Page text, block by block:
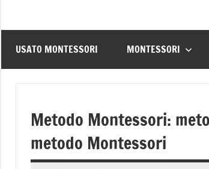
USATO MONTESSORI MONTESSORI
Metodo Montessori:
metodo Montessori